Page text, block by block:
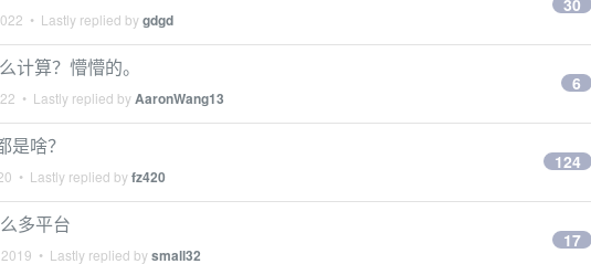
• Lastly replied bygdgd
30
计算？懵懵的。
• Lastly replied byAaronWang13
6
是啥？
• Lastly replied byfz420
124
多平台
• Lastly replied bysmall32
17